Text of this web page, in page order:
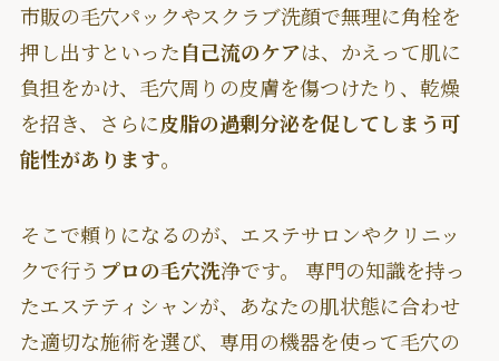
市販の毛穴パックやスクラブ洗顔で無理に角栓を
押し出すといった自己流のケアは、かえって肌に
負担をかけ、毛穴周りの皮膚を傷つけたり、乾燥
を招き、さらに皮脂の過剰分泌を促してしまう可
能性があります。
そこで頼りになるのが、エステサロンやクリニッ
クで行う プロの毛穴洗浄です。 専門の知識を持っ
たエステティシャンが、あなたの肌状態に合わせ
た適切な施術を選び、専用の機器を使って毛穴の